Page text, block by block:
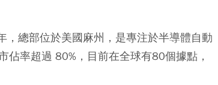
總部位於美國麻州，是專注於半導體自動
率超過 80%，目前在全球有80個據點，